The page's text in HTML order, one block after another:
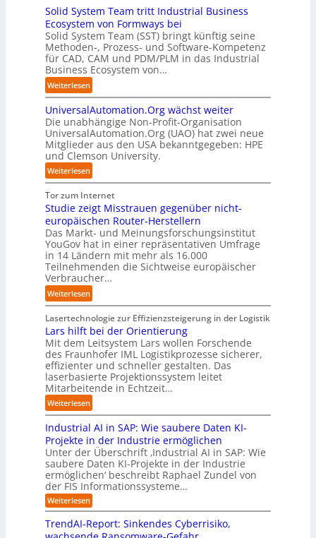
a
h
r
e
n
f
ü
r
d
e
n
G
i
g
a
c
t
o
r
y
-
A
u
b
a
u
u
m
C
o
-
C
E
O
e
c
h
e
n
z
e
n
t
r
e
n
i
n
D
e
u
t
s
c
h
l
a
n
d
:
T
r
e
f
f
p
u
k
t
f
ü
r
p
r
a
x
i
s
n
a
h
e
A
u
t
o
m
a
t
i
s
i
e
r
u
n
g
s
l
ö
s
u
n
b
:
D
i
s
r
u
p
t
b
l
i
c
k
t
f
d
i
e
Z
u
k
u
f
t
d
e
r
I
n
d
u
s
t
r
i
e
a
u
t
o
Solid System Team tritt Industrial Business
Ecosystem von Formways bei
Solid System Team (SST) bringt künftig seine
Methoden-, Prozess- und Software-Kompetenz
für CAD, CAM und PDM/PLM in das Industrial
Business Ecosystem von…
Weiterlesen:
S
o
l
i
d
S
y
s
t
e
m
T
e
a
m
t
r
i
t
I
n
d
u
s
t
r
a
l
u
s
i
n
s
UniversalAutomation.Org wächst weiter
Die unabhängige Non-Profit-Organisation
UniversalAutomation.Org (UAO) hat zwei neue
Mitglieder aus den USA bekanntgegeben: HPE
und Clemson University.
Weiterlesen:
U
n
i
v
e
r
s
a
l
A
u
o
m
a
t
i
o
n
.
O
r
g
w
ä
c
h
s
t
w
Tor zum Internet
Studie zeigt Misstrauen gegenüber nicht-
europäischen Router-Herstellern
Das Markt- und Meinungsforschungsinstitut
YouGov hat in einer repräsentativen Umfrage
in 14 Ländern mit mehr als 16.000
Teilnehmenden die Sichtweise europäischer
Verbraucher…
Weiterlesen:
S
t
u
d
i
e
z
e
g
t
M
i
s
s
t
r
a
u
e
Lasertechnologie zur Effizienzsteigerung in der Logistik
Lars hilft bei der Orientierung
Mit dem Leitsystem Lars wollen Forschende
des Fraunhofer IML Logistikprozesse sicherer,
effizienter und schneller gestalten. Das
laserbasierte Projektionssystem leitet
Mitarbeitende in Echtzeit…
Weiterlesen:
L
a
r
s
h
i
l
f
t
b
e
Industrial AI in SAP: Wie saubere Daten KI-
Projekte in der Industrie ermöglichen
Unter der Überschrift ‚Industrial AI in SAP: Wie
saubere Daten KI-Projekte in der Industrie
ermöglichen‘ beschreibt Raphael Zundel von
der FIS Informationssysteme…
Weiterlesen:
I
n
d
TrendAI-Report: Sinkendes Cyberrisiko,